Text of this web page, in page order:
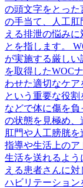
の頭文字をとっ
の手当て、人工
える排泄の悩み
とを指します。
が実施する厳し
を取得したWOC
わせた適切なケ
という重要な役
などで体に傷を
の状態を見極め
肛門や人工膀胱
指導や生活上のア
生活を送れるよ
える患者さんに
ハビリテーション